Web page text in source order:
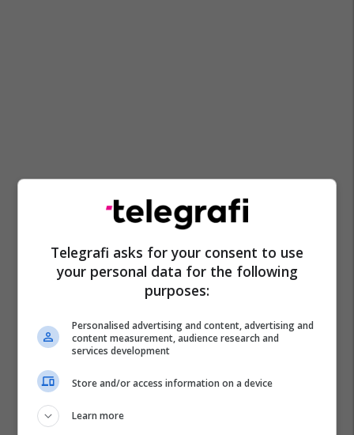
Telegrafi asks for your consent to use
your personal data for the following
purposes:
Personalised advertising and content, advertising and
content measurement, audience research and
services development
Store and/or access information on a device
Learn more